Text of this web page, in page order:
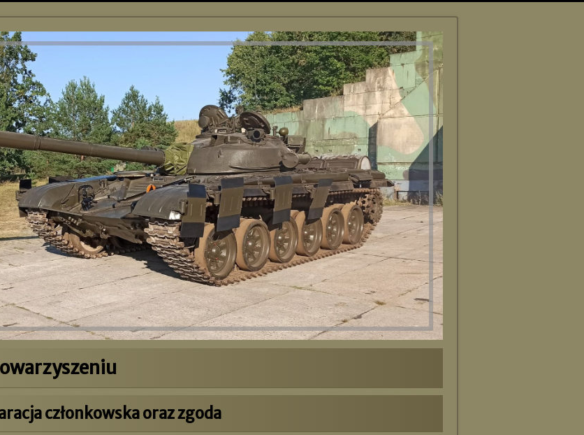
członkowska oraz zgoda